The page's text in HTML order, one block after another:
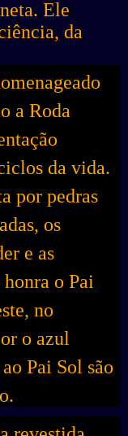
Ele
da
a Roda
da vida.
por pedras
os
e as
o Pai
no
o azul
Pai Sol são